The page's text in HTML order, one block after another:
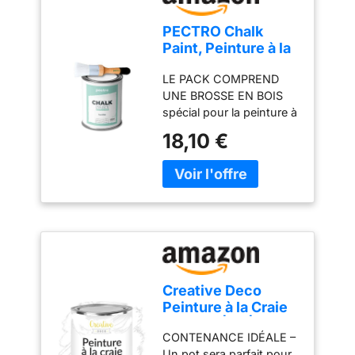
PECTRO Chalk
Paint, Peinture à la
Pinceau (Blanc Pur)
LE PACK COMPREND
UNE BROSSE EN BOIS
spécial pour la peinture à
meilleure définition lors
de la peinture de vos
meubles. EFFET CRAIE
objets en bois.
CONTIENT PLUS DE
30% DE CRAIE procurant
la finition souhaitée.
PRATIQUEMENT SANS
ODEUR grâce à ses
composants. SANS
APPRÊT, cette peinture
18,10 €
Creative Deco
Peinture à la Craie
et Lavable |
CONTENANCE IDÉALE –